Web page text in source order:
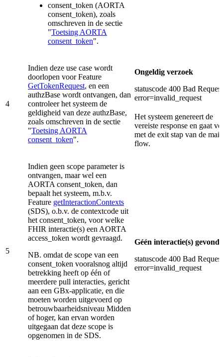
consent_token (AORTA
consent_token), zoals
omschreven in de sectie
"Toetsing AORTA
consent_token".
4
Indien deze use case wordt
doorlopen voor Feature
GetTokenRequest, en een
authzBase wordt ontvangen, dan
controleer het systeem de
geldigheid van deze authzBase,
zoals omschreven in de sectie
"Toetsing AORTA
consent_token".
Ongeldig verzoek
statuscode 400 Bad
error=invalid_request
Het systeem genereert de
vereiste response en gaat
met de exit stap van de main
flow.
5
Indien geen scope parameter is
ontvangen, maar wel een
AORTA consent_token, dan
bepaalt het systeem, m.b.v.
Feature getInteractionContexts
(SDS), o.b.v. de contextcode uit
het consent_token, voor welke
FHIR interactie(s) een AORTA
access_token wordt gevraagd.
NB. omdat de scope van een
consent_token vooralsnog altijd
betrekking heeft op één of
meerdere pull interacties, gericht
aan een GBx-applicatie, en die
moeten worden uitgevoerd op
betrouwbaarheidsniveau Midden
of hoger, kan ervan worden
uitgegaan dat deze scope is
opgenomen in de SDS.
Géén interactie(s)
statuscode 400 Bad
error=invalid_request